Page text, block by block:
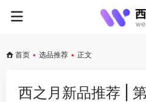
首页 • 选品推荐 • 正文
西之月新品推荐 |